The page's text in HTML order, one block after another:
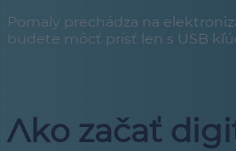
Pomaly prechádza na
budete môcť prísť len s USB
Ako začať